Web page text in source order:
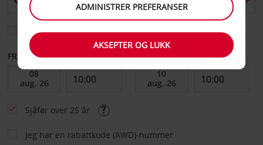
Velg et annet leveringssted
FRA DATO TIL DATO
Sjåfør over 25 år
Jeg har en rabattkode (AWD)-nummer
ADMINISTRER PREFERANSER
AKSEPTER OG LUKK